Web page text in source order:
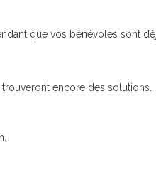
que vos bénévoles sont
encore des solutions.